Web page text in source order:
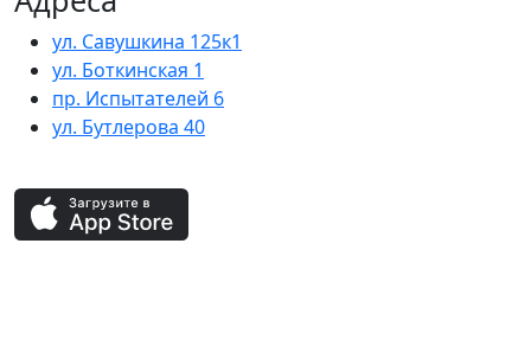
ул. Савушкина 125к1
ул. Боткинская 1
пр. Испытателей 6
ул. Бутлерова 40